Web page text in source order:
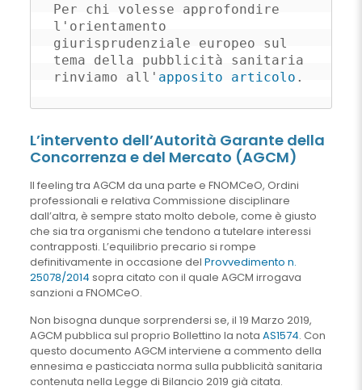
Per chi volesse approfondire
l'orientamento
giurisprudenziale europeo sul
tema della pubblicità sanitaria
rinviamo all' apposito articolo .
L’intervento dell’Autorità Garante della
Concorrenza e del Mercato (AGCM)
Il feeling tra AGCM da una parte e FNOMCeO, Ordini
professionali e relativa Commissione disciplinare
dall’altra, è sempre stato molto debole, come è giusto
che sia tra organismi che tendono a tutelare interessi
contrapposti. L’equilibrio precario si rompe
definitivamente in occasione del Provvedimento n.
25078/2014 sopra citato con il quale AGCM irrogava
sanzioni a FNOMCeO.
Non bisogna dunque sorprendersi se, il 19 Marzo 2019,
AGCM pubblica sul proprio Bollettino la nota AS1574. Con
questo documento AGCM interviene a commento della
ennesima e pasticciata norma sulla pubblicità sanitaria
contenuta nella Legge di Bilancio 2019 già citata.